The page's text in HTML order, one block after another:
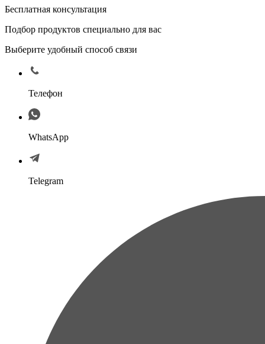
Бесплатная консультация
Подбор продуктов специально для вас
Выберите удобный способ связи
Телефон
WhatsApp
Telegram